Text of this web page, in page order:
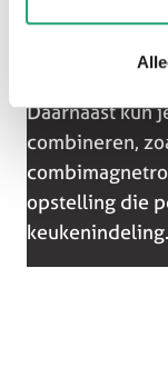
keuken. Door
hoge kast
Daarnaast kun
combineren,
opstelling die
keukenindeling.